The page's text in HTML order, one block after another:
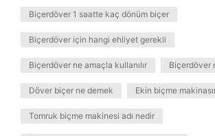
Biçerdöver 1 saatte kaç dönüm biçer
Biçerdöver için hangi ehliyet gerekli
Biçerdöver ne amaçla kullanılır Biçerdöver
Döver biçer ne demek Ekin biçme
Tomruk biçme makinesi adı nedir